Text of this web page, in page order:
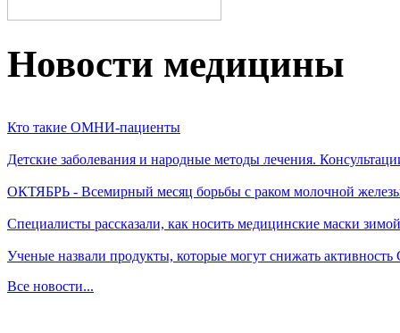
Новости медицины
Кто такие ОМНИ-пациенты
Детские заболевания и народные методы лечения.
ОКТЯБРЬ - Всемирный месяц борьбы с раком молочной
Специалисты рассказали, как носить медицинские маски зимой
Ученые назвали продукты, которые могут снижать
Все новости...